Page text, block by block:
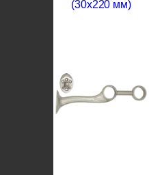
(30x220 мм)